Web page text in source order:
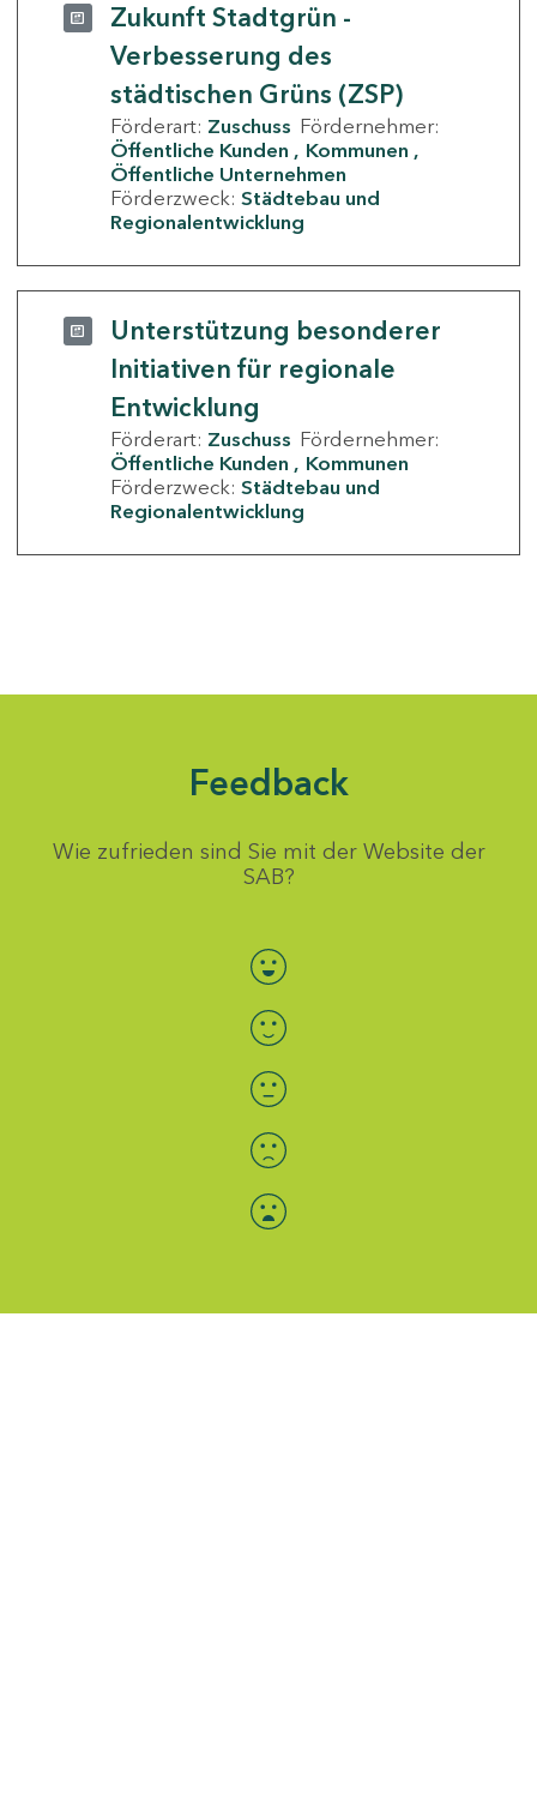
Zukunft Stadtgrün -
Verbesserung des
städtischen Grüns (ZSP)
Förderart: Zuschuss Fördernehmer:
Öffentliche Kunden
Kommunen
Öffentliche Unternehmen
Förderzweck: Städtebau und
Regionalentwicklung
Unterstützung besonderer
Initiativen für regionale
Entwicklung
Förderart: Zuschuss Fördernehmer:
Öffentliche Kunden
Kommunen
Förderzweck: Städtebau und
Regionalentwicklung
Feedback
Wie zufrieden sind Sie mit der Website der
SAB?
Bewertung auswählen